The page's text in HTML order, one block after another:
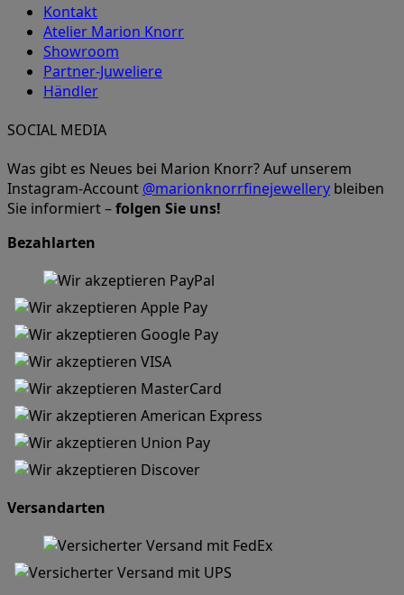
Kontakt
Atelier Marion Knorr
Showroom
Partner-Juweliere
Händler
SOCIAL MEDIA
Was gibt es Neues bei Marion Knorr? Auf unserem
Instagram-Account @marionknorrfinejewellery bleiben
Sie informiert –folgen Sie uns!
Bezahlarten
Versandarten